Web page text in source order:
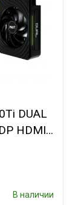
DUAL
HDMI
В наличии